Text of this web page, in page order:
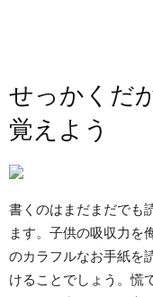
せっかくだ
覚えよう
書くのはまだまだでも
ます。子供の吸収力を
のカラフルなお手紙を
けることでしょう。慌